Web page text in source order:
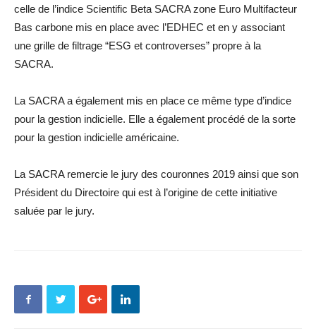
celle de l’indice Scientific Beta SACRA zone Euro Multifacteur
Bas carbone mis en place avec l’EDHEC et en y associant
une grille de filtrage “ESG et controverses” propre à la
SACRA.
La SACRA a également mis en place ce même type d’indice
pour la gestion indicielle. Elle a également procédé de la sorte
pour la gestion indicielle américaine.
La SACRA remercie le jury des couronnes 2019 ainsi que son
Président du Directoire qui est à l’origine de cette initiative
saluée par le jury.